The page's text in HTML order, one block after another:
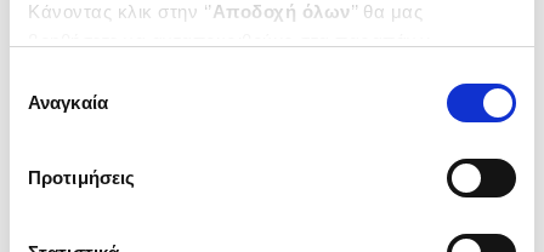
Κάνοντας κλικ στην ‘’Αποδοχή όλων’’ θα μας
ενδιαφέρουν και να επιλέξετε από τα παρακάτω με την
΄΄και να ενημερωθείτε σχετικά με
συγκατάθεσης
Αναγκαία
Προτιμήσεις